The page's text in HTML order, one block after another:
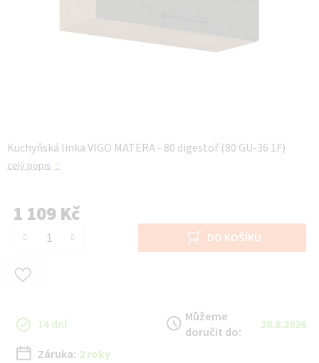
Kuchyňská linka VIGO MATERA - 80 digestoř (80 GU-36 1F)
celý popis
1 109 Kč
DO KOŠÍKU
14 dní
Můžeme
doručit do:
28.8.2026
Záruka: 2 roky